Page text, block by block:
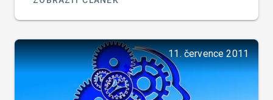
ukrdený, ale to že ze všech kuchařů kteří nejsou
sprostí jako on a kteří nemají komediantské vlohy,
11. července 2011